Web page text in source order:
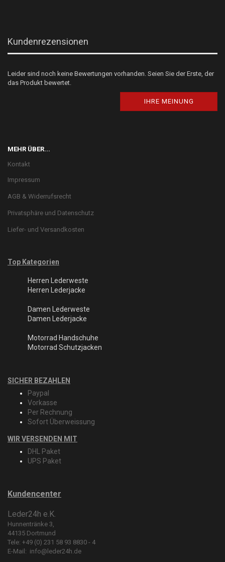
Kundenrezensionen
Leider sind noch keine Bewertungen vorhanden. Seien Sie der Erste, der
das Produkt bewertet.
IHRE MEINUNG
MEHR ÜBER...
Kontakt
Impressum
AGB & Widerrufsrecht
Privatsphäre und Datenschutz
Liefer- und Versandkosten
Top Kategorien
Herren Lederweste
Herren Lederjacke
Damen Lederweste
Damen Lederjacke
Motorrad Handschuhe
Motorrad Schutzjacken
SICHER BEZAHLEN
Paypal
Vorkasse
Per Rechnung
Sofort Überweissung
WIR VERSENDEN MIT
DHL Paket
UPS Paket
Kundencenter
Leder24h e.K.
Hunnentränke 3,
44135 Dortmund
Tele: +49 (0) 231 58 93 8830 - 4
E-Mail: info@leder24h.de